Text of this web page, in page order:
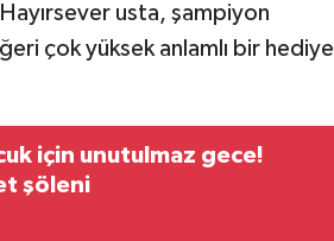
usta, şampiyon
çok yüksek anlamlı bir hediye
için unutulmaz gece!
şöleni